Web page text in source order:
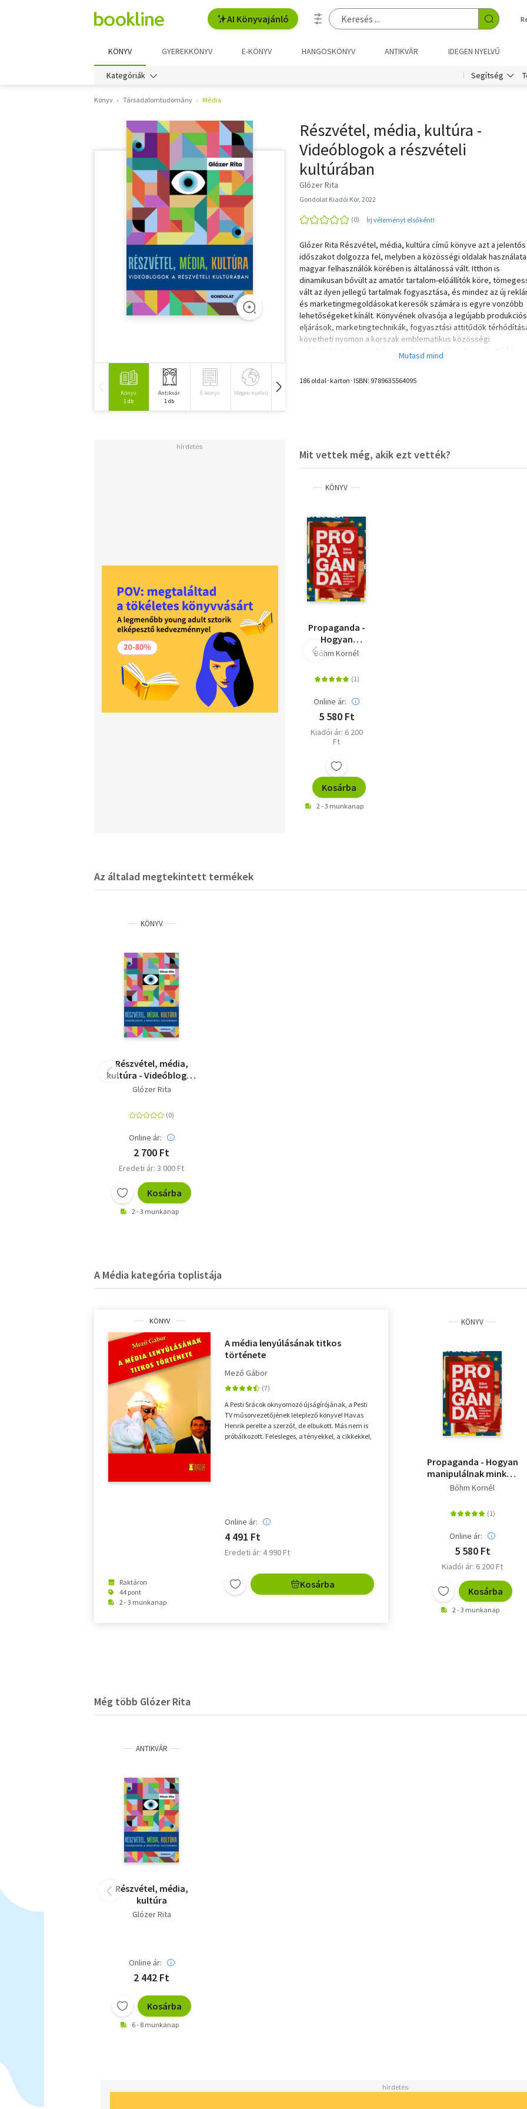
AI Könyvajánló
KÖNYV GYEREKKÖNYV E-KÖNYV HANGOSKÖNYV ANTIKVÁR IDEGEN NYELVŰ
Kategóriák Segítség
Könyv Társadalomtudomány Média
Könyv
1 db
Antikvár
1 db
E-könyv Idegen nyelvű Hangoskönyv
Részvétel, média, kultúra -
Videóblogok a részvételi
kultúrában
Glózer Rita
Gondolat Kiadói Kör, 2022
Írj véleményt elsőként!
Glózer Rita Részvétel, média, kultúra című könyve azt a jelentős
időszakot dolgozza fel, melyben a közösségi oldalak használata
magyar felhasználók körében is általánossá vált. Itthon is
dinamikusan bővült az amatőr tartalom-előállítók köre,
vált az ilyen jellegű tartalmak fogyasztása, és mindez az új
és marketingmegoldásokat keresők számára is egyre vonzóbb
lehetőségeket kínált. Könyvének olvasója a legújabb produkciós
eljárások, marketingtechnikák, fogyasztási attitűdök
követheti nyomon a korszak emblematikus közösségi
médiafelületén, a YouTube videómegosztón, a hozzá kötődő
A szerző vizsgálódásai a média kulturális tanulmányozásának
A kötet fejezetei a participatory culture tanulmányozásának
Jenkins önkritikus reflexióit egyaránt magukban foglalják. Némi
gyakorlatának és elméletének felemelkedését, virágzását és
újragondolását követi végig.
186 oldal･karton･ISBN: 9789635564095
Mit vettek még, akik ezt vették?
KÖNYV
Propaganda -
Hogyan
manipulálnak
tehetünk
ellene?
Bőhm Kornél
Online ár:
5 580 Ft
Kiadói ár: 6 200
Ft
Kosárba
2 - 3 munkanap
Az általad megtekintett termékek
KÖNYV
Részvétel, média,
kultúra - Videóblogok
a részvételi
Glózer Rita
Online ár:
2 700 Ft
Eredeti ár: 3 000 Ft
Kosárba
2 - 3 munkanap
A Média kategória toplistája
KÖNYV
Raktáron
44 pont
2 - 3 munkanap
A média lenyúlásának titkos
története
Mező Gábor
A Pesti Srácok oknyomozó újságírójának, a Pesti
TV műsorvezetőjének leleplező könyve! Havas
Henrik perelte a szerzőt, de elbukott. Más nem is
próbálkozott. Felesleges, a tényekkel, a cikkekkel,
Online ár:
4 491 Ft
Eredeti ár: 4 990 Ft
Kosárba
KÖNYV
Propaganda - Hogyan
manipulálnak minket,
és mit tehetünk
Bőhm Kornél
Online ár:
5 580 Ft
Kiadói ár: 6 200 Ft
Kosárba
2 - 3 munkanap
Még több Glózer Rita
ANTIKVÁR
Részvétel, média,
kultúra
Glózer Rita
Online ár:
2 442 Ft
Kosárba
6 - 8 munkanap